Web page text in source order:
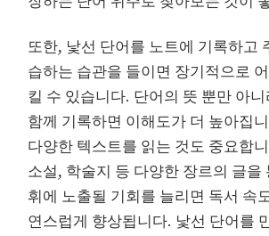
또한, 낯선 단어를 노트에 기록하고
습하는 습관을 들이면 장기적으로
킬 수 있습니다. 단어의 뜻 뿐만 아
함께 기록하면 이해도가 더 높아집
다양한 텍스트를 읽는 것도 중요합
소설, 학술지 등 다양한 장르의 글을
휘에 노출될 기회를 늘리면 독서 속
연스럽게 향상됩니다. 낯선 단어를